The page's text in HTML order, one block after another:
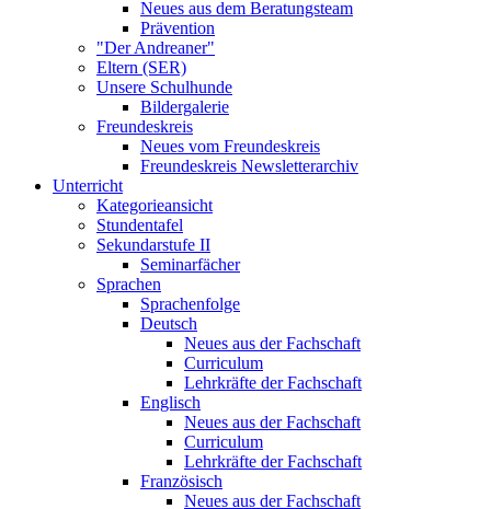
Neues aus dem Beratungsteam
Prävention
"Der Andreaner"
Eltern (SER)
Unsere Schulhunde
Bildergalerie
Freundeskreis
Neues vom Freundeskreis
Freundeskreis Newsletterarchiv
Unterricht
Kategorieansicht
Stundentafel
Sekundarstufe II
Seminarfächer
Sprachen
Sprachenfolge
Deutsch
Neues aus der Fachschaft
Curriculum
Lehrkräfte der Fachschaft
Englisch
Neues aus der Fachschaft
Curriculum
Lehrkräfte der Fachschaft
Französisch
Neues aus der Fachschaft